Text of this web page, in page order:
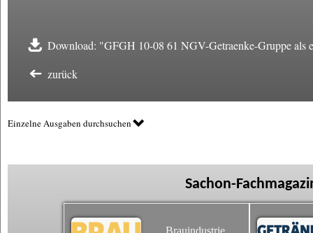
Download: "GFGH 10-08 61 NGV-Getraenke-Gruppe als
zurück
Einzelne Ausgaben durchsuchen
Sachon-
Brauindustrie